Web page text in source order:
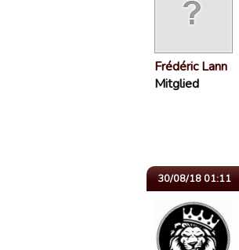
Frédéric Lann
Mitglied
30/08/18 01:11